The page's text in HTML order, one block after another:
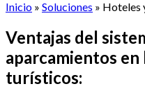
Inicio » Soluciones » Hoteles
Ventajas del
aparcamientos en
turísticos: